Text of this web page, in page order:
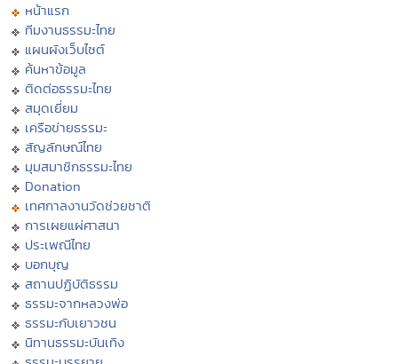
หน้าแรก
ทีมงานธรรมะไทย
แผนผังเว็บไซต์
ค้นหาข้อมูล
ติดต่อธรรมะไทย
สมุดเยี่ยม
เครือข่ายธรรมะ
สัญลักษณ์ไทย
มุมสมาชิกธรรมะไทย
Donation
เทศกาลงานวัดช่วยชาติ
การเผยแผ่ศาสนา
ประเพณีไทย
บอกบุญ
สถานปฏิบัติธรรม
ธรรมะจากหลวงพ่อ
ธรรมะกับเยาวชน
นิทานธรรมะบันเทิง